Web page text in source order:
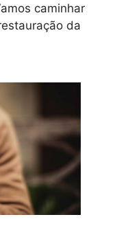
caminhar
da